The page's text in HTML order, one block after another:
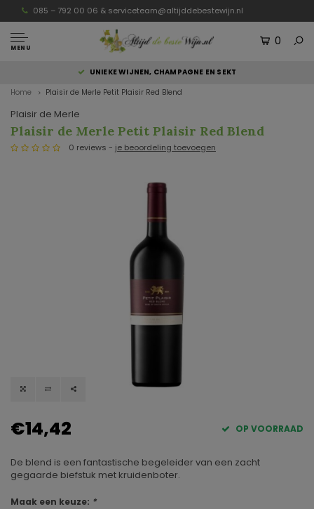
085 – 792 00 06 & serviceteam@altijddebestewijn.nl
MENU
0
UNIEKE WIJNEN, CHAMPAGNE EN SEKT
Home Plaisir de Merle Petit Plaisir Red Blend
Plaisir de Merle
Plaisir de Merle Petit Plaisir Red Blend
0 reviews - je beoordeling toevoegen
€14,42 OP VOORRAAD
De blend is een fantastische begeleider van een zacht
gegaarde biefstuk met kruidenboter.
Maak een keuze: *